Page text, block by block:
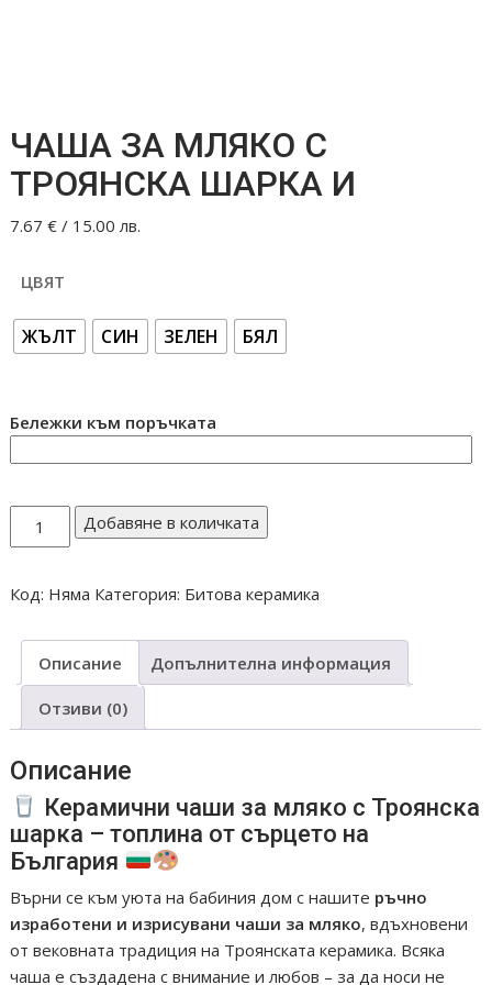
ЧАША ЗА МЛЯКО С
ТРОЯНСКА ШАРКА И
7.67€ / 15.00 лв.
ЦВЯТ
ЖЪЛТ СИН ЗЕЛЕН БЯЛ
Бележки към поръчката
количество
за
ЗА
ТРОЯНСКА
ШАРКА
И
Добавяне в количката
Код: Няма Категория: Битова керамика
Описание Допълнителна информация
Отзиви (0)
Описание
Керамични чаши за мляко с Троянска
шарка – топлина от сърцето на
България
Върни се към уюта на бабиния дом с нашите ръчно
изработени и изрисувани чаши за мляко, вдъхновени
от вековната традиция на Троянската керамика. Всяка
чаша е създадена с внимание и любов – за да носи не